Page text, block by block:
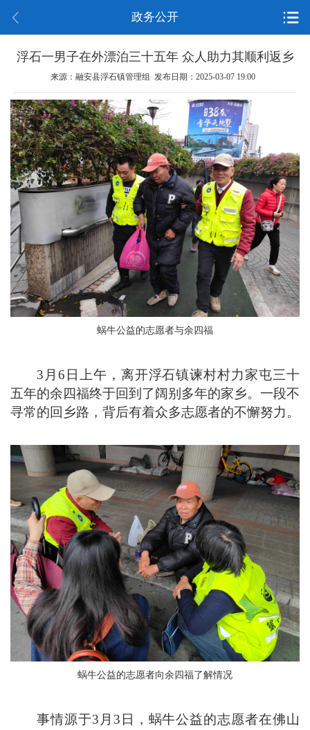
政务公开
浮石一男子在外漂泊三十五年 众人助力其顺利返乡
来源：融安县浮石镇管理组 发布日期：2025-03-07 19:00
蜗牛公益的志愿者与余四福
3月6日上午，离开浮石镇谏村村力家屯三十
五年的余四福终于回到了阔别多年的家乡。一段不
寻常的回乡路，背后有着众多志愿者的不懈努力。
蜗牛公益的志愿者向余四福了解情况
事情源于3月3日，蜗牛公益的志愿者在佛山